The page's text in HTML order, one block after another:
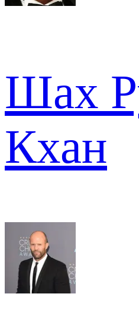
Шах
Кхан